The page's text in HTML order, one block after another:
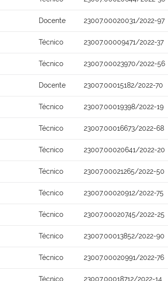
Docente 23007.00020031/2022-97
Técnico 23007.00009471/2022-37
Técnico 23007.00023970/2022-56
Docente 23007.00015182/2022-70
Técnico 23007.00019398/2022-19
Técnico 23007.00016673/2022-68
Técnico 23007.00020641/2022-20
Técnico 23007.00021265/2022-50
Técnico 23007.00020912/2022-75
Técnico 23007.00020745/2022-25
Técnico 23007.00013852/2022-90
Técnico 23007.00020991/2022-76
Técnico 23007.00018712/2022-14